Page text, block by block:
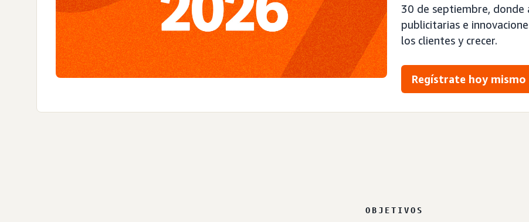
30 de septiembre, donde
publicitarias e
los clientes y crecer.
Regístrate hoy mismo
OBJETIVOS